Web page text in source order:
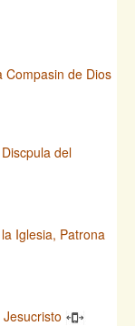
Compasin de Dios
del
Iglesia, Patrona